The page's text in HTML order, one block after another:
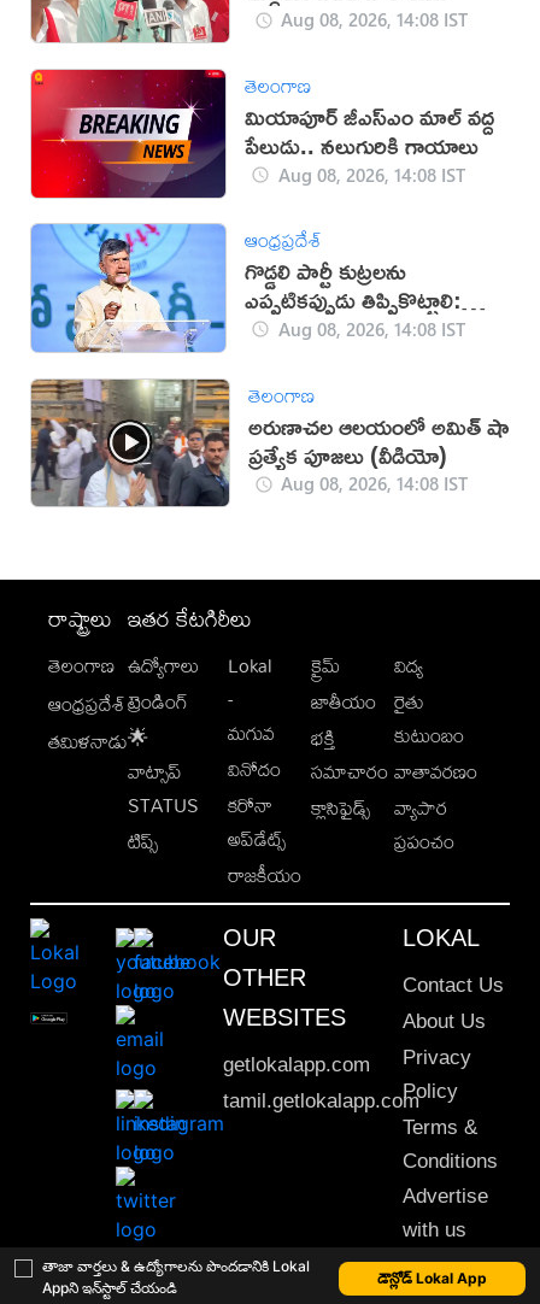
తాజా వార్తలు & ఉద్యోగాలను పొందడానికి Lokal
Appని ఇన్‌స్టాల్ చేయండి
డౌన్లోడ్ Lokal App
Aug 08, 2026, 14:08 IST
తెలంగాణ
మియాపూర్‌ జీఎస్‌ఎం మాల్‌ వద్ద
పేలుడు.. నలుగురికి గాయాలు
Aug 08, 2026, 14:08 IST
ఆంధ్రప్రదేశ్
గొడ్డలి పార్టీ కుట్రలను
ఎప్పటికప్పుడు తిప్పికొట్టాలి:
చంద్రబాబు
Aug 08, 2026, 14:08 IST
తెలంగాణ
అరుణాచల ఆలయంలో అమిత్ షా
ప్రత్యేక పూజలు (వీడియో)
Aug 08, 2026, 14:08 IST
రాష్ట్రాలు
తెలంగాణ
ఆంధ్రప్రదేశ్
తమిళనాడు
ఇతర కేటగిరీలు
ఉద్యోగాలు
ట్రెండింగ్
🌟
వాట్సాప్
STATUS
టిప్స్
Lokal
-
మగువ
వినోదం
కరోనా
అప్‌డేట్స్
రాజకీయం
క్రైమ్
జాతీయం
భక్తి
సమాచారం
క్లాసిఫైడ్స్
విద్య
రైతు
కుటుంబం
వాతావరణం
వ్యాపార
ప్రపంచం
OUR
OTHER
WEBSITES
getlokalapp.com
tamil.getlokalapp.com
LOKAL
Contact Us
About Us
Privacy
Policy
Terms &
Conditions
Advertise
with us
Sitemap
This material may not be published, transmitted, rewritten or redistributed. © 2020 Lokal App. All rights reserved.